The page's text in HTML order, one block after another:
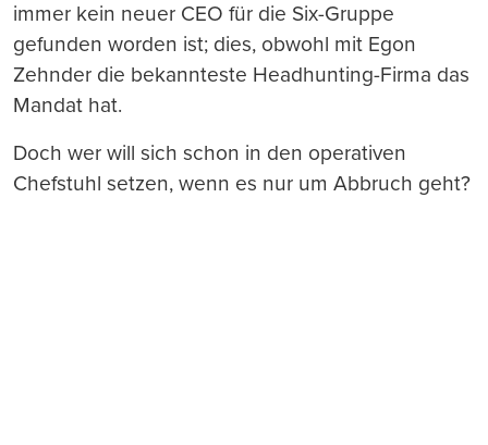
immer kein neuer CEO für die Six-Gruppe
gefunden worden ist; dies, obwohl mit Egon
Zehnder die bekannteste Headhunting-Firma das
Mandat hat.
Doch wer will sich schon in den operativen
Chefstuhl setzen, wenn es nur um Abbruch geht?